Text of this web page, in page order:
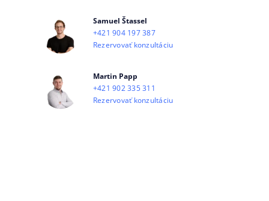
Samuel Štassel
+421 904 197 387
Rezervovať konzultáciu
Martin Papp
+421 902 335 311
Rezervovať konzultáciu